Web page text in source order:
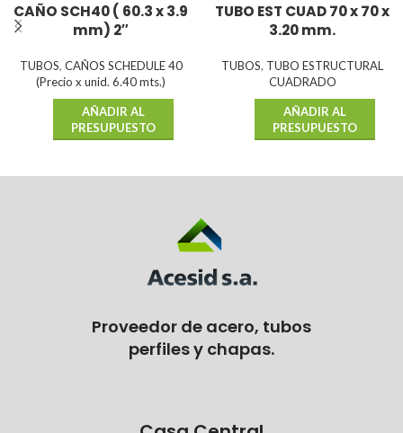
CAÑO SCH40 ( 60.3 x 3.9
mm) 2″
TUBOS, CAÑOS SCHEDULE 40
(Precio x unid. 6.40 mts.)
AÑADIR AL
PRESUPUESTO
TUBO EST CUAD 70 x 70 x
3.20 mm.
TUBOS, TUBO ESTRUCTURAL
CUADRADO
AÑADIR AL
PRESUPUESTO
Proveedor de acero, tubos
perfiles y chapas.